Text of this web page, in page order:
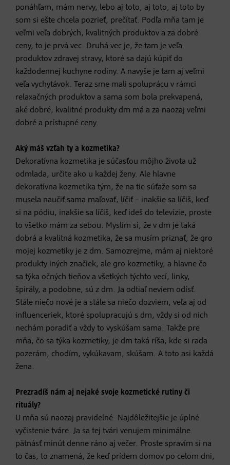
ponáhľam, mám nervy, lebo aj toto, aj toto, aj toto by
som si ešte chcela pozrieť, prečítať. Podľa mňa tam je
veľmi veľa dobrých, kvalitných produktov a za dobré
ceny, to je prvá vec. Druhá vec je, že tam je veľa
produktov zdravej stravy, ktoré sa dajú kúpiť do
každodennej kuchyne rodiny. A navyše je tam aj veľmi
veľa vychytávok. Teraz sme mali spoluprácu v rámci
relaxačných produktov a sama som bola prekvapená,
aké dobré, kvalitné produkty dm má a za naozaj veľmi
dobré a prístupné ceny.
Aký máš vzťah ty a kozmetika?
Dekoratívna kozmetika je súčasťou môjho života už
odmlada, určite ako u každej ženy. Ale hlavne
dekoratívna kozmetika tým, že na tie súťaže som sa
musela naučiť sama maľovať, líčiť – inakšie sa líčiš, keď
si na pódiu, inakšie sa líčiš, keď ideš do televízie, proste
to všetko mám za sebou. Myslím si, že v dm je taká
dobrá a kvalitná kozmetika, že sa musím priznať, že gro
mojej kozmetiky je z dm. Samozrejme, mám aj niektoré
produkty iných značiek, ale gro kozmetiky, a hlavne čo
sa týka očných tieňov a všetkých týchto vecí, linky,
špirály, a podobne, sú z dm. Ja odtiaľ neviem odísť.
Stále niečo nové je a stále sa niečo dozviem, veľa aj od
influenceriek, ktoré spolupracujú s dm, vždy si od nich
nechám poradiť a vždy to vyskúšam sama. Takže pre
mňa, čo sa týka kozmetiky, je dm taká ríša, kde si rada
pozerám, chodím, vykúkavam, skúšam. A toto asi každá
žena.
Prezradíš nám aj nejaké svoje kozmetické rutiny či
rituály?
U mňa sú naozaj pravidelné. Najdôležitejšie je úplné
vyčistenie tváre. Ja sa tej tvári venujem minimálne
pätnásť minút denne ráno aj večer. Proste spravím si na
to čas, to znamená, že keď prídem domov po celom dni,